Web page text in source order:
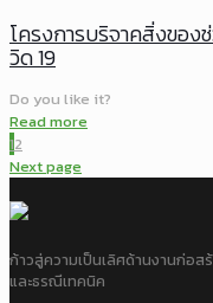
โครงการบริจาคสิ่งของ
วิด 19
Do you like it?
Read more
12
Next page
ก้าวสู่ความเป็นเลิศด้านงานก่อส
และธรณีเทคนิค